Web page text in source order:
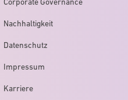
Nachhaltigkeit
Datenschutz
Impressum
Karriere